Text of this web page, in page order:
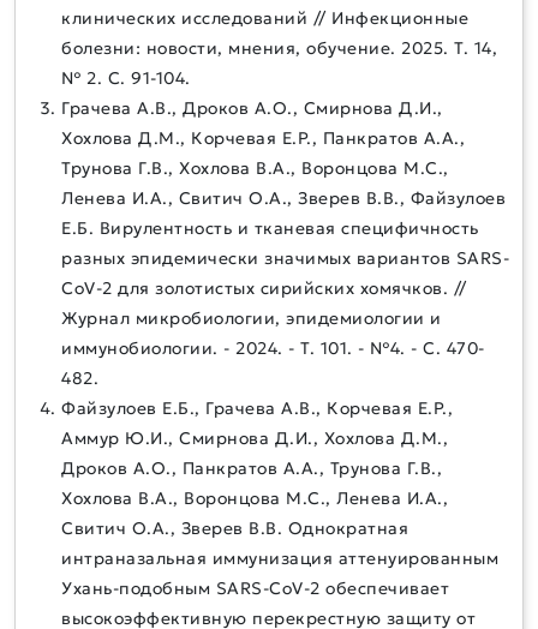
клинических исследований // Инфекционные
болезни: новости, мнения, обучение. 2025. Т. 14,
№ 2. С. 91-104.
Грачева А.В., Дроков А.О., Смирнова Д.И.,
Хохлова Д.М., Корчевая Е.Р., Панкратов А.А.,
Трунова Г.В., Хохлова В.А., Воронцова М.С.,
Ленева И.А., Свитич О.А., Зверев В.В., Файзулоев
Е.Б. Вирулентность и тканевая специфичность
разных эпидемически значимых вариантов SARS-
CoV-2 для золотистых сирийских хомячков. //
Журнал микробиологии, эпидемиологии и
иммунобиологии. - 2024. - Т. 101. - №4. - C. 470-
482.
Файзулоев Е.Б., Грачева А.В., Корчевая Е.Р.,
Аммур Ю.И., Смирнова Д.И., Хохлова Д.М.,
Дроков А.О., Панкратов А.А., Трунова Г.В.,
Хохлова В.А., Воронцова М.С., Ленева И.А.,
Свитич О.А., Зверев В.В. Однократная
интраназальная иммунизация аттенуированным
Ухань-подобным SARS-CoV-2 обеспечивает
высокоэффективную перекрестную защиту от